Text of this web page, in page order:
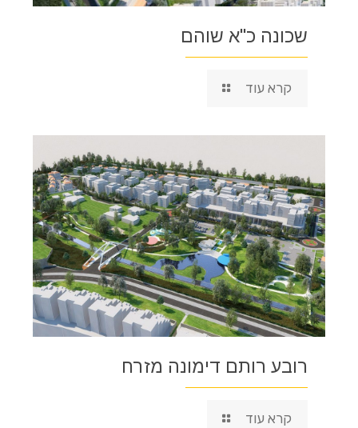
שכונה כ"א שוהם
קרא עוד
רובע רותם דימונה מזרח
קרא עוד